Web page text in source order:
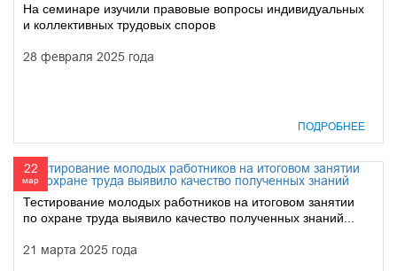
На семинаре изучили правовые вопросы индивидуальных
и коллективных трудовых споров
28 февраля 2025 года
ПОДРОБНЕЕ
22
мар
Тестирование молодых работников на итоговом занятии
по охране труда выявило качество полученных знаний...
21 марта 2025 года